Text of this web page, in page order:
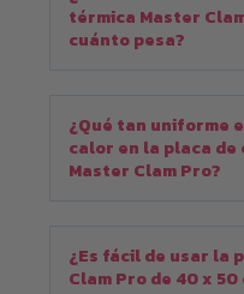
térmica Master
cuánto pesa?
¿Qué tan uniforme
calor en la placa
Master Clam Pro?
¿Es fácil de usar la
Clam Pro de 40 x 50